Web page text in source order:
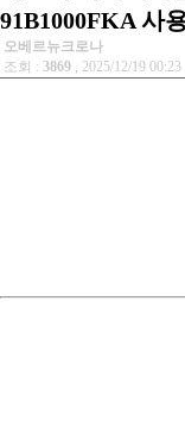
91B1000FKA 사
오베르뉴크로나
조회 : 3869 , 2025/12/19 00:23